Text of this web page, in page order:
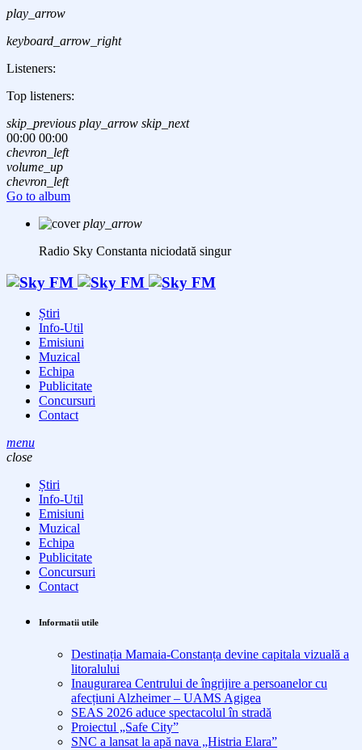
play_arrow
keyboard_arrow_right
Listeners:
Top listeners:
skip_previous play_arrow skip_next
00:00 00:00
chevron_left
volume_up
chevron_left
Go to album
play_arrow
Radio Sky Constanta niciodată singur
Știri
Info-Util
Emisiuni
Muzical
Echipa
Publicitate
Concursuri
Contact
menu
close
Știri
Info-Util
Emisiuni
Muzical
Echipa
Publicitate
Concursuri
Contact
Informatii utile
Destinația Mamaia-Constanța devine capitala vizuală a
litoralului
Inaugurarea Centrului de îngrijire a persoanelor cu
afecțiuni Alzheimer – UAMS Agigea
SEAS 2026 aduce spectacolul în stradă
Proiectul „Safe City”
SNC a lansat la apă nava „Histria Elara”